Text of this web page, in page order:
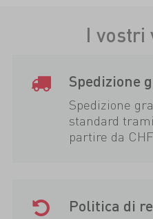
I vostri
Spedizione
Spedizione
standard
partire da
Politica di